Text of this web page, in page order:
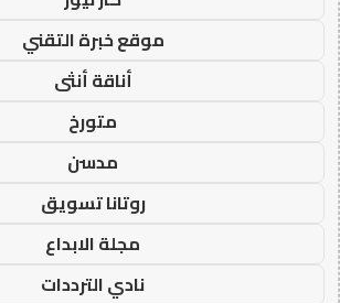
موقع خبرة التقني
أناقة أنثى
متورخ
مدسن
روتانا تسويق
مجلة الابداع
نادي الترددات